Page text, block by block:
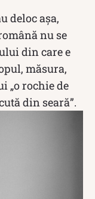
deloc așa,
nu se
din care e
măsura,
„o rochie de
din seară”.